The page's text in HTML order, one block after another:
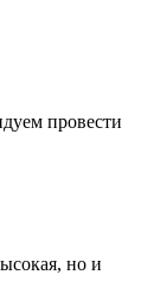
провести
но и